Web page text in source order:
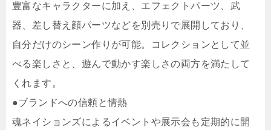
豊富なキャラクターに加え、エフェクトパーツ、武
器、差し替え顔パーツなどを別売りで展開しており、
自分だけのシーン作りが可能。コレクションとして並
べる楽しさと、遊んで動かす楽しさの両方を満たして
くれます。
●ブランドへの信頼と情熱
魂ネイションズによるイベントや展示会も定期的に開